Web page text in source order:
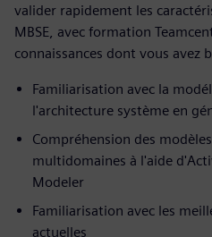
valider rapidement les
MBSE, avec formation
connaissances dont vous avez
Familiarisation avec la
l'architecture système en
Compréhension des
multidomaines à l'aide
Modeler
Familiarisation avec les
actuelles